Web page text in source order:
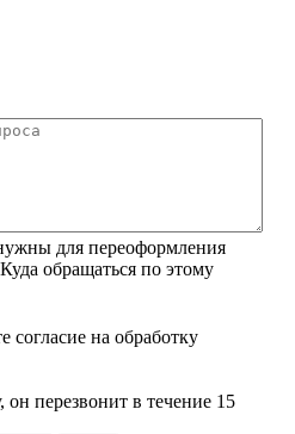
для переоформления
обращаться по этому
согласие на обработку
перезвонит в течение 15